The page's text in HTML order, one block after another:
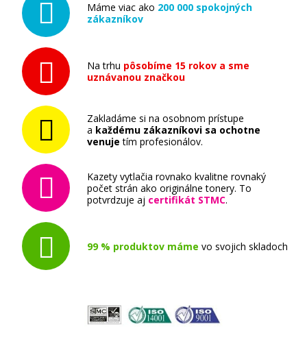
Máme viac ako 200 000 spokojných
zákazníkov
Na trhu pôsobíme 15 rokov a sme
uznávanou značkou
Zakladáme si na osobnom prístupe
a každému zákazníkovi sa ochotne
venuje tím profesionálov.
Kazety vytlačia rovnako kvalitne rovnaký
počet strán ako originálne tonery. To
potvrdzuje aj certifikát STMC.
99 % produktov máme vo svojich skladoch